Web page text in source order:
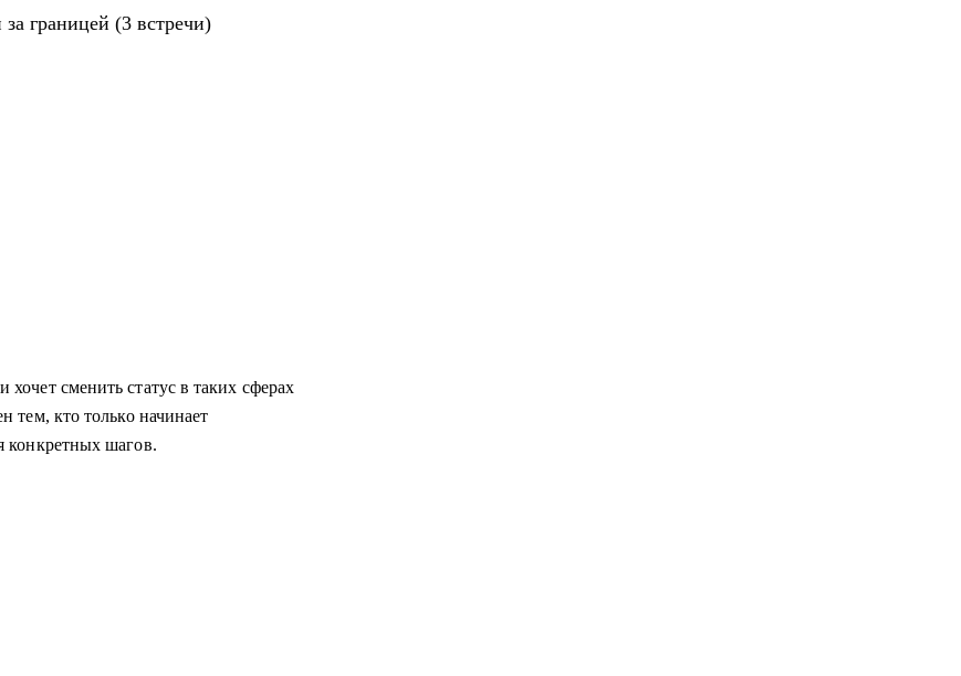
границей (3 встречи)
сменить статус в таких сферах
тем, кто только начинает
конкретных шагов.